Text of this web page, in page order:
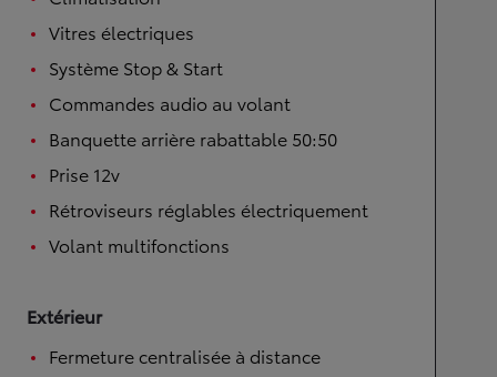
Vitres électriques
Système Stop & Start
Commandes audio au volant
Banquette arrière rabattable 50:50
Prise 12v
Rétroviseurs réglables électriquement
Volant multifonctions
Extérieur
Fermeture centralisée à distance